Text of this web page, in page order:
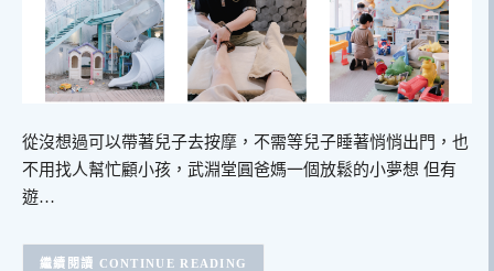
從沒想過可以帶著兒子去按摩，不需等兒子睡著悄悄出門，也
不用找人幫忙顧小孩，武淵堂圓爸媽一個放鬆的小夢想 但有
遊…
CONTINUE READING